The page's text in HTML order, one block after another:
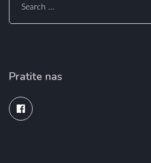
Search
for:
Pratite nas